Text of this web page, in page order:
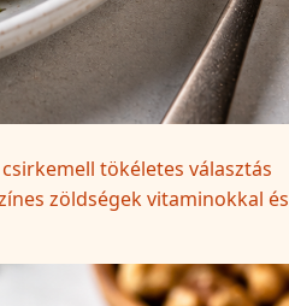
tökéletes választás
zöldségek vitaminokkal és